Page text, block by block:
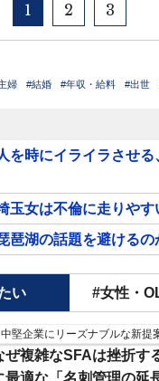
1 2 3
婦 #結婚 #年収・給料 #出世
時にイライラさせる
玉女は不倫に走りやす
琶湖の話題を避けるの
い #女性・
中堅企業にリーズナブルな新提
ぜ複雑なSFAは挫折す